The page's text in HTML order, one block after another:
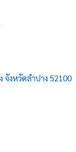
งหวัดลำปาง 52100